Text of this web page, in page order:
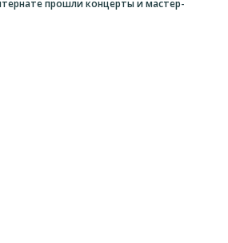
прошли концерты и мастер-